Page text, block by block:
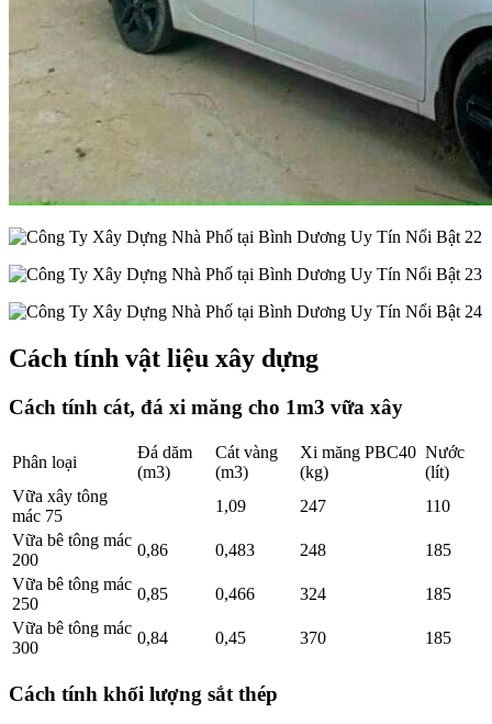
Cách tính vật liệu xây dựng
Cách tính cát, đá xi măng cho 1m3 vữa xây
Phân loại
Đá dăm
(m3)
Cát vàng
(m3)
Xi măng PBC40
(kg)
Nước
(lít)
Vữa xây tông
mác 75
1,09 247
110
Vữa bê tông mác
200
0,86 0,483 248
185
Vữa bê tông mác
250
0,85 0,466 324
185
Vữa bê tông mác
300
0,84 0,45 370 185
Cách tính khối lượng sắt thép